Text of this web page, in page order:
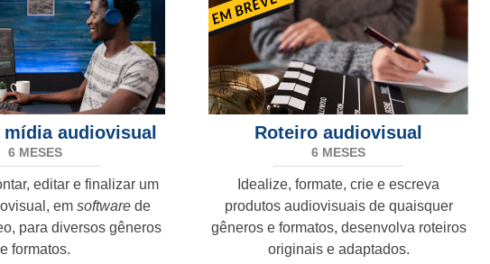
mídia audiovisual
6 MESES
editar e finalizar um
em software de
para diversos gêneros
e formatos.
Roteiro audiovisual
6 MESES
Idealize, formate, crie e escreva
produtos audiovisuais de quaisquer
gêneros e formatos, desenvolva roteiros
originais e adaptados.